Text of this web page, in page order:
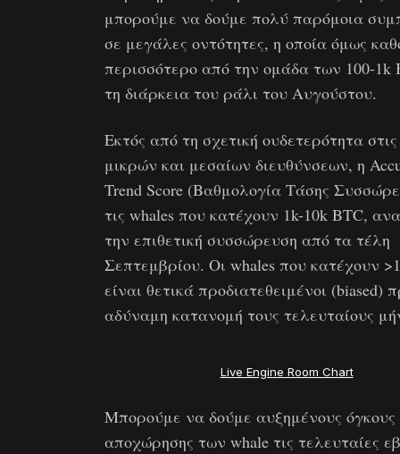
μπορούμε να δούμε πολύ παρόμοια
σε μεγάλες οντότητες, η οποία όμως
περισσότερο από την ομάδα των 100-1k
τη διάρκεια του ράλι του Αυγούστου.
Εκτός από τη σχετική ουδετερότητα
μικρών και μεσαίων διευθύνσεων, η
Trend Score (Βαθμολογία Τάσης
τις whales που κατέχουν 1k-10k BTC,
την επιθετική συσσώρευση από τα τέλη
Σεπτεμβρίου. Οι whales που κατέχουν
είναι θετικά προδιατεθειμένοι (biased)
αδύναμη κατανομή τους τελευταίους
Live Engine Room Chart
Μπορούμε να δούμε αυξημένους όγκους
αποχώρησης των whale τις τελευταίες